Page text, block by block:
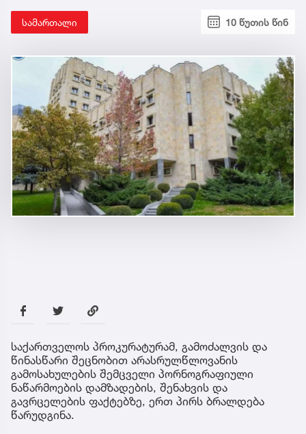
სამართალი 10 წუთის წინ
საქართველოს პროკურატურამ, გამოძალვის და
წინასწარი შეცნობით არასრულწლოვანის
გამოსახულების შემცველი პორნოგრაფიული
ნაწარმოების დამზადების, შენახვის და
გავრცელების ფაქტებზე, ერთ პირს ბრალდება
წარუდგინა.